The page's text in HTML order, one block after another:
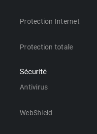
Protection Internet
Protection totale
Sécurité
Antivirus
WebShield